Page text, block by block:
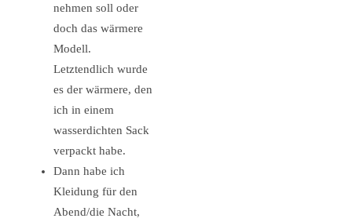
nehmen soll oder
doch das wärmere
Modell.
Letztendlich wurde
es der wärmere, den
ich in einem
wasserdichten Sack
verpackt habe.
Dann habe ich
Kleidung für den
Abend/die Nacht,